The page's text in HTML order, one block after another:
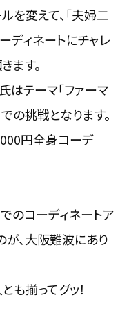
を変えて、「夫婦二
ディネートにチャレ
ます。
はテーマ「ファーマ
の挑戦となります。
円全身コーデ
のコーディネートア
、大阪難波にあり
も揃ってグッ！